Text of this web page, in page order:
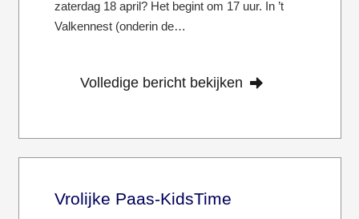
zaterdag 18 april? Het begint om 17 uur. In ’t
Valkennest (onderin de…
Volledige bericht bekijken
Vrolijke Paas-KidsTime